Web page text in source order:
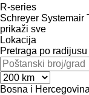
R-series
Schreyer Systemair
prikaži sve
Lokacija
Pretraga po radijusu
Bosna i Hercegovina